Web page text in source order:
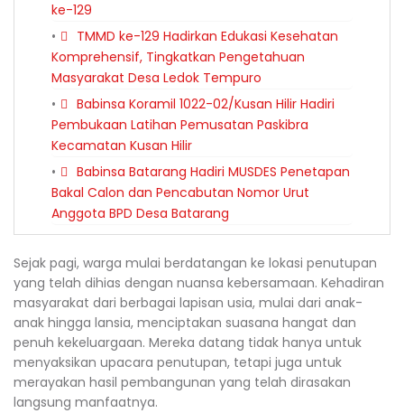
ke-129
TMMD ke-129 Hadirkan Edukasi Kesehatan
Komprehensif, Tingkatkan Pengetahuan
Masyarakat Desa Ledok Tempuro
Babinsa Koramil 1022-02/Kusan Hilir Hadiri
Pembukaan Latihan Pemusatan Paskibra
Kecamatan Kusan Hilir
Babinsa Batarang Hadiri MUSDES Penetapan
Bakal Calon dan Pencabutan Nomor Urut
Anggota BPD Desa Batarang
Sejak pagi, warga mulai berdatangan ke lokasi penutupan
yang telah dihias dengan nuansa kebersamaan. Kehadiran
masyarakat dari berbagai lapisan usia, mulai dari anak-
anak hingga lansia, menciptakan suasana hangat dan
penuh kekeluargaan. Mereka datang tidak hanya untuk
menyaksikan upacara penutupan, tetapi juga untuk
merayakan hasil pembangunan yang telah dirasakan
langsung manfaatnya.